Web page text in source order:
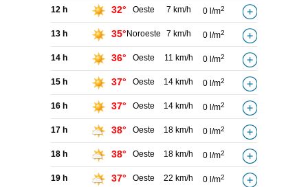
12 h 32° Oeste 7 km/h 0 l/m2
13 h 35° Noroeste 7 km/h 0 l/m2
14 h 36° Oeste 11 km/h 0 l/m2
15 h 37° Oeste 14 km/h 0 l/m2
16 h 37° Oeste 14 km/h 0 l/m2
17 h 38° Oeste 18 km/h 0 l/m2
18 h 38° Oeste 18 km/h 0 l/m2
19 h 37° Oeste 22 km/h 0 l/m2